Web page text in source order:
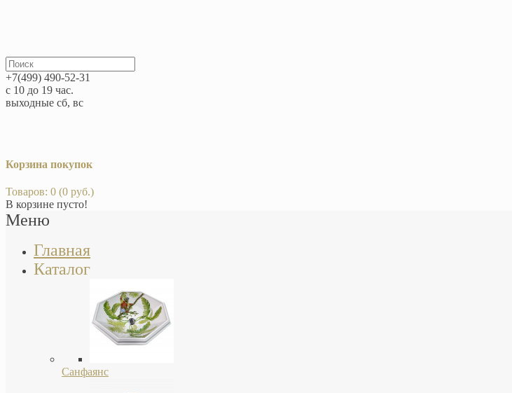
+7(499) 490-52-31
с 10 до 19 час.
выходные сб, вс
Корзина покупок
Товаров: 0 (0 руб.)
В корзине пусто!
Меню
Главная
Каталог
Санфаянс